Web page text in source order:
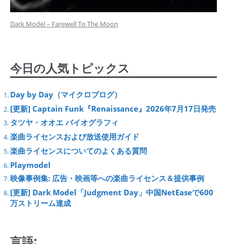
Dark Model – Farewell To The Moon
今日の人気トピックス
Day by Day（マイクロブログ）
[更新] Captain Funk『Renaissance』2026年7月17日発売
タツヤ・オオエ バイオグラフィ
楽曲ライセンスおよび放送使用ガイド
楽曲ライセンスについてのよくある質問
Playmodel
映像事例集: 広告・映画等への楽曲ライセンス＆提供事例
[更新] Dark Model「Judgment Day」中国NetEaseで600
万ストリーム達成